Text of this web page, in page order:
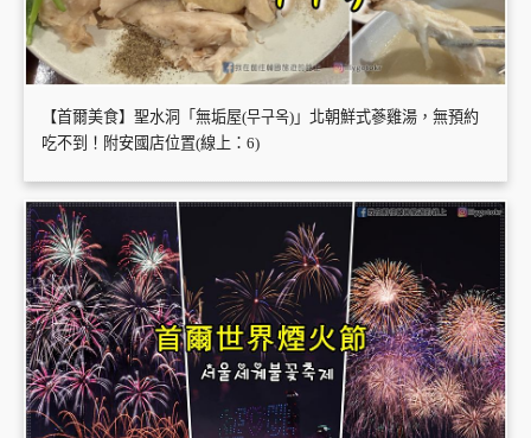
【首爾美食】聖水洞「無垢屋(무구옥)」北朝鮮式蔘雞湯，無預約
吃不到！附安國店位置(線上：6)